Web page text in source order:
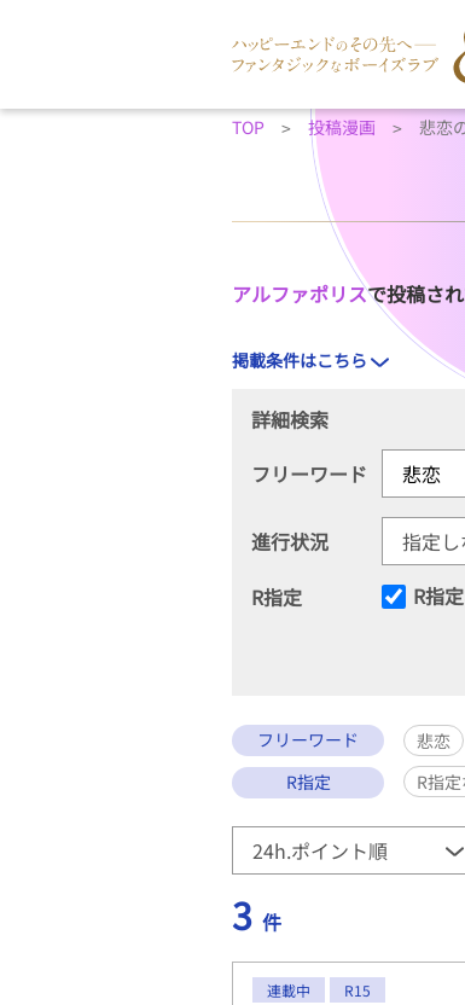
TOP 投稿漫画 悲恋
アルファポリスで投稿さ
掲載条件はこちら
詳細検索
フリーワード
進行状況
R指定
R指
フリーワード
悲恋
R指定
R指
3 件
連載中 R15